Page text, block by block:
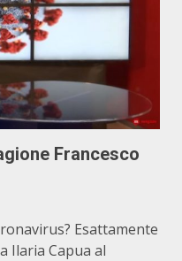
Francesco
Esattamente
Ilaria Capua al